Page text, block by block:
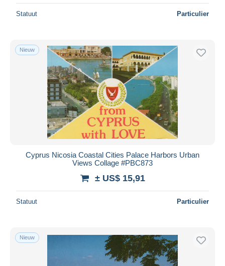
Statuut Particulier
Nieuw
Cyprus Nicosia Coastal Cities Palace Harbors Urban
Views Collage #PBC873
± US$ 15,91
Statuut Particulier
Nieuw